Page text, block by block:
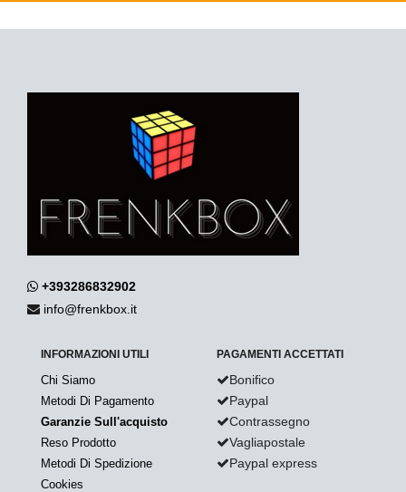
+393286832902
info@frenkbox.it
INFORMAZIONI UTILI
Chi Siamo
Metodi Di Pagamento
Garanzie Sull'acquisto
Reso Prodotto
Metodi Di Spedizione
Cookies
PAGAMENTI ACCETTATI
Bonifico
Paypal
Contrassegno
Vagliapostale
Paypal express